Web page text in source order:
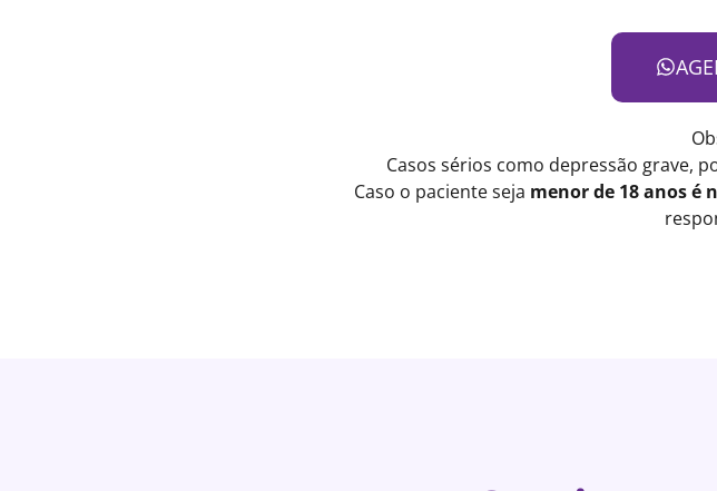
Casos sérios como depressão grave,
Caso o paciente seja menor de 18 anos é